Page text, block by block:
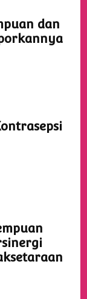
dan